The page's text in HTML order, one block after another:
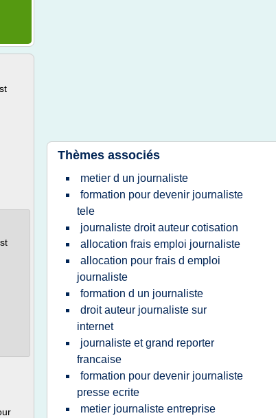
Thèmes associés
metier d un journaliste
formation pour devenir journaliste
tele
journaliste droit auteur cotisation
allocation frais emploi journaliste
allocation pour frais d emploi
journaliste
formation d un journaliste
droit auteur journaliste sur
internet
journaliste et grand reporter
francaise
formation pour devenir journaliste
presse ecrite
metier journaliste entreprise